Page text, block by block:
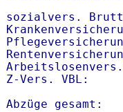
sozialvers.
Z-Vers. VBL:
Abzüge